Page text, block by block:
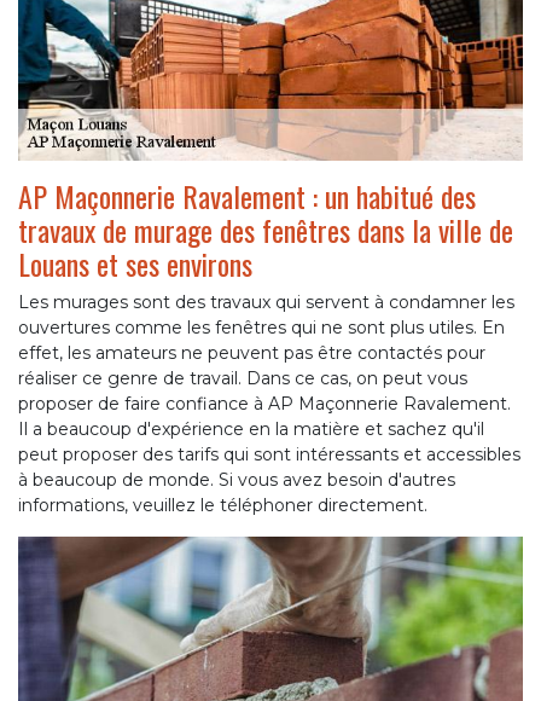
AP Maçonnerie Ravalement : un habitué des
travaux de murage des fenêtres dans la ville de
Louans et ses environs
Les murages sont des travaux qui servent à condamner les
ouvertures comme les fenêtres qui ne sont plus utiles. En
effet, les amateurs ne peuvent pas être contactés pour
réaliser ce genre de travail. Dans ce cas, on peut vous
proposer de faire confiance à AP Maçonnerie Ravalement.
Il a beaucoup d'expérience en la matière et sachez qu'il
peut proposer des tarifs qui sont intéressants et accessibles
à beaucoup de monde. Si vous avez besoin d'autres
informations, veuillez le téléphoner directement.